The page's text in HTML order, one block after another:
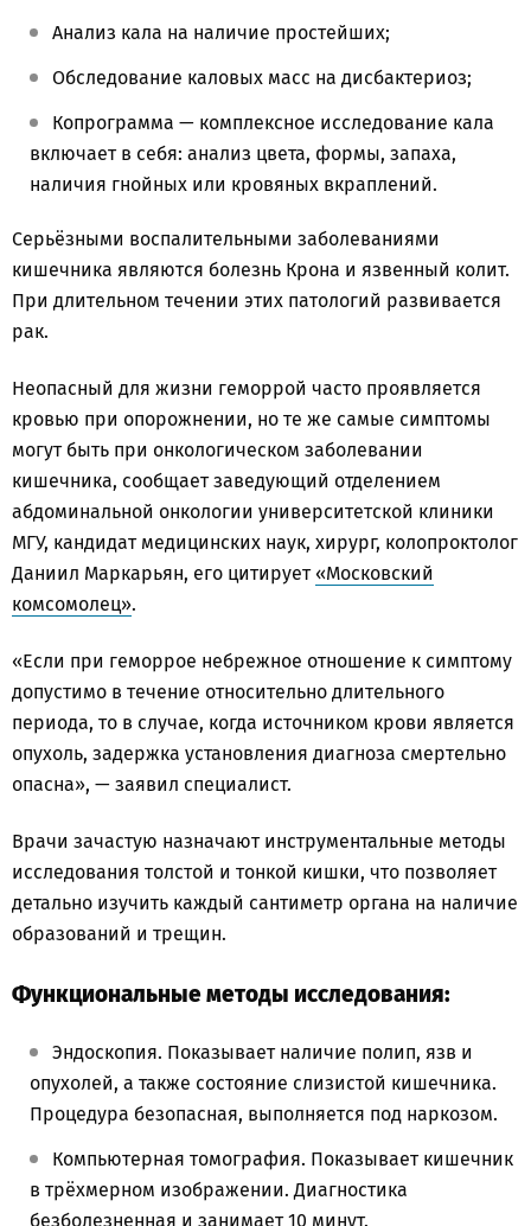
Анализ кала на наличие простейших;
Обследование каловых масс на дисбактериоз;
Копрограмма — комплексное исследование кала
включает в себя: анализ цвета, формы, запаха,
наличия гнойных или кровяных вкраплений.
Серьёзными воспалительными заболеваниями
кишечника являются болезнь Крона и язвенный колит.
При длительном течении этих патологий развивается
рак.
Неопасный для жизни геморрой часто проявляется
кровью при опорожнении, но те же самые симптомы
могут быть при онкологическом заболевании
кишечника, сообщает заведующий отделением
абдоминальной онкологии университетской клиники
МГУ, кандидат медицинских наук, хирург, колопроктолог
Даниил Маркарьян, его цитирует«Московский
комсомолец».
«Если при геморрое небрежное отношение к симптому
допустимо в течение относительно длительного
периода, то в случае, когда источником крови является
опухоль, задержка установления диагноза смертельно
опасна», — заявил специалист.
Врачи зачастую назначают инструментальные методы
исследования толстой и тонкой кишки, что позволяет
детально изучить каждый сантиметр органа на наличие
образований и трещин.
Функциональные методы исследования:
Эндоскопия. Показывает наличие полип, язв и
опухолей, а также состояние слизистой кишечника.
Процедура безопасная, выполняется под наркозом.
Компьютерная томография. Показывает кишечник
в трёхмерном изображении. Диагностика
безболезненная и занимает 10 минут.